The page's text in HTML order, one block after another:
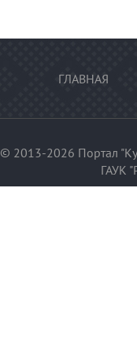
ГЛАВНАЯ
© 2013-2026 Портал
ГАУК